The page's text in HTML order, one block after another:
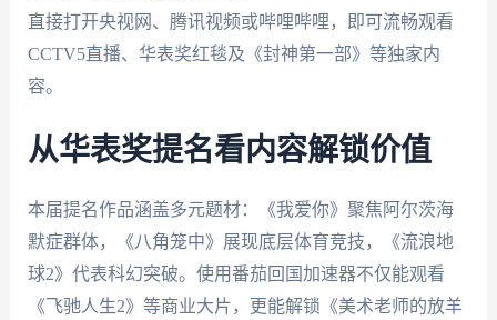
直接打开央视网、腾讯视频或哔哩哔哩，即可流畅观看
CCTV5直播、华表奖红毯及《封神第一部》等独家内
容。
从华表奖提名看内容解锁价值
本届提名作品涵盖多元题材：《我爱你》聚焦阿尔茨海
默症群体，《八角笼中》展现底层体育竞技，《流浪地
球2》代表科幻突破。使用番茄回国加速器不仅能观看
《飞驰人生2》等商业大片，更能解锁《美术老师的放羊